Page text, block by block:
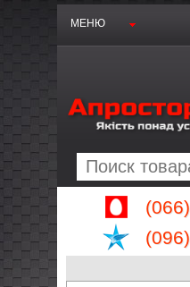
(066)
(096)
МЕНЮ